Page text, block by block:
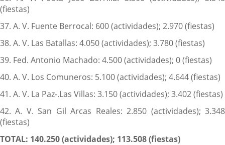
(fiestas)
37. A. V. Fuente Berrocal: 600 (actividades); 2.970 (fiestas)
38. A. V. Las Batallas: 4.050 (actividades); 3.780 (fiestas)
39. Fed. Antonio Machado: 4.500 (actividades); 0 (fiestas)
40. A. V. Los Comuneros: 5.100 (actividades); 4.644 (fiestas)
41. A. V. La Paz-.Las Villas: 3.150 (actividades); 3.402 (fiestas)
42. A. V. San Gil Arcas Reales: 2.850 (actividades); 3.348
(fiestas)
TOTAL: 140.250 (actividades); 113.508 (fiestas)